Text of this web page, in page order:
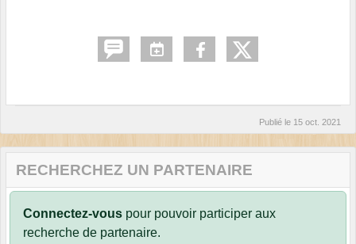
Publié le 15 oct. 2021
RECHERCHEZ UN PARTENAIRE
Connectez-vous pour pouvoir participer aux
recherche de partenaire.